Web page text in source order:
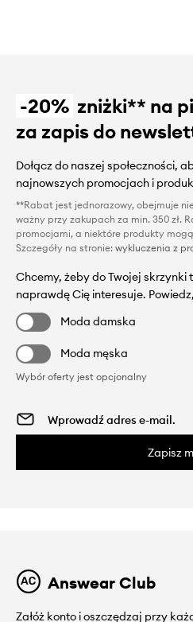
-20% zniżki** na
za zapis do
Dołącz do naszej społeczności,
najnowszych promocjach i
**Rabat jest jednorazowy, obejmuje
ważny przy zakupach za min. 350 zł.
promocjami, a niektóre produkty
Szczegóły na stronie: wykluczenia z
Chcemy, żeby do Twojej skrzynki
naprawdę Cię interesuje.
Moda damska
Moda męska
Wybór oferty jest opcjonalny
Zapisz
Answear Club
Załóż konto i oszczędzaj przy